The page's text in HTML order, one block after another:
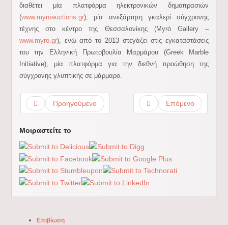
διαθέτει μία πλατφόρμα ηλεκτρονικών δημοπρασιών
(www.myroauctions.gr), μία ανεξάρτητη γκαλερί σύγχρονης
τέχνης στο κέντρο της Θεσσαλονίκης (Myrό Gallery –
www.myro.gr), ενώ από το 2013 στεγάζει στις εγκαταστάσεις
του την Ελληνική Πρωτοβουλία Μαρμάρου (Greek Marble
Initiative), μία πλατφόρμα για την διεθνή προώθηση της
σύγχρονης γλυπτικής σε μάρμαρο.
Προηγούμενο Επόμενο
Μοιραστείτε το
Επιβίωση